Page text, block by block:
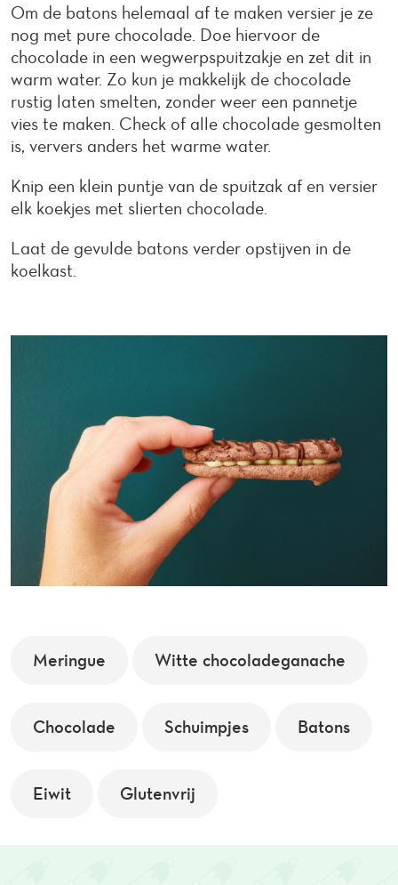
Om de batons helemaal af te maken versier je ze
nog met pure chocolade. Doe hiervoor de
chocolade in een wegwerpspuitzakje en zet dit in
warm water. Zo kun je makkelijk de chocolade
rustig laten smelten, zonder weer een pannetje
vies te maken. Check of alle chocolade gesmolten
is, ververs anders het warme water.
Knip een klein puntje van de spuitzak af en versier
elk koekjes met slierten chocolade.
Laat de gevulde batons verder opstijven in de
koelkast.
Meringue Witte chocoladeganache
Chocolade Schuimpjes Batons
Eiwit Glutenvrij